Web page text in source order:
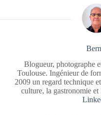
Blogueur, photographe
Toulouse. Ingénieur de
2009 un regard technique
culture, la gastronomie